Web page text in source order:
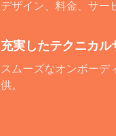
デザイン、料金、サー
充実したテクニカル
スムーズなオンボーデ
供。